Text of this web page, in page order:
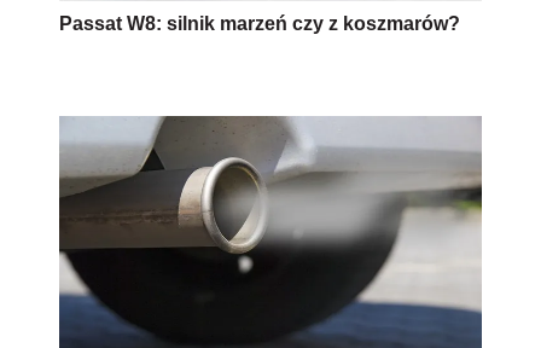
Passat W8: silnik marzeń czy z koszmarów?